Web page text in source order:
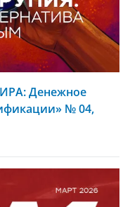
Денежное
№ 04,